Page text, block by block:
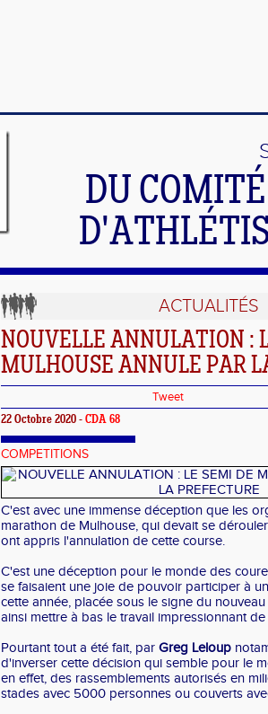
DU
ACTUALITÉS
NOUVELLE ANNULATION :
MULHOUSE ANNULE PAR
Tweet
22 Octobre 2020 - CDA 68
COMPETITIONS
C'est avec une immense déception que les
marathon de Mulhouse, qui devait se
ont appris l'annulation de cette course.
C'est une déception pour le monde des
se faisaient une joie de pouvoir participer à
cette année, placée sous le signe du
ainsi mettre à bas le travail impressionnant
Pourtant tout a été fait, par Greg Leloup
d'inverser cette décision qui semble pour le
en effet, des rassemblements autorisés en
stades avec 5000 personnes ou couverts